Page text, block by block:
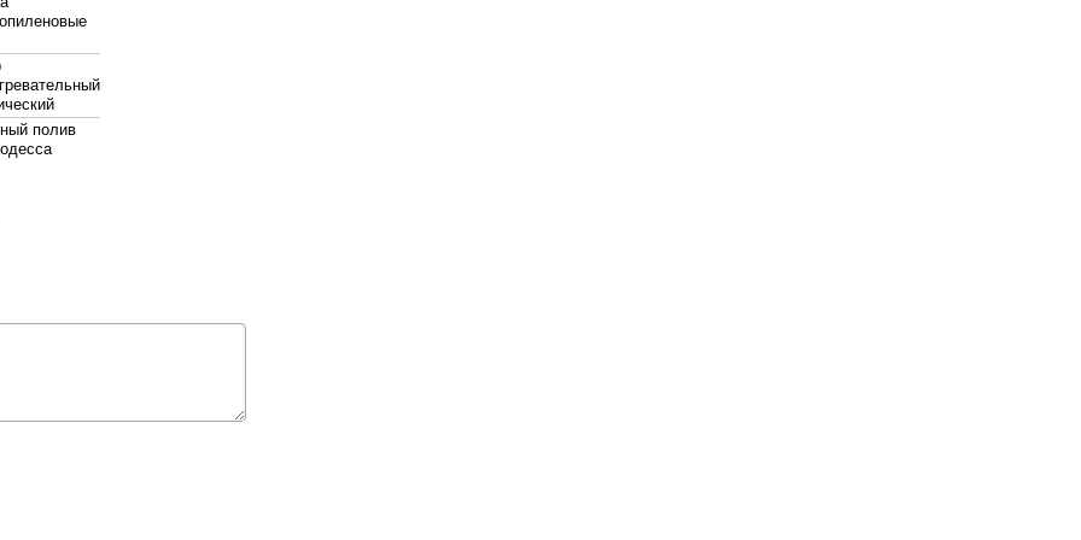
полив
автополива